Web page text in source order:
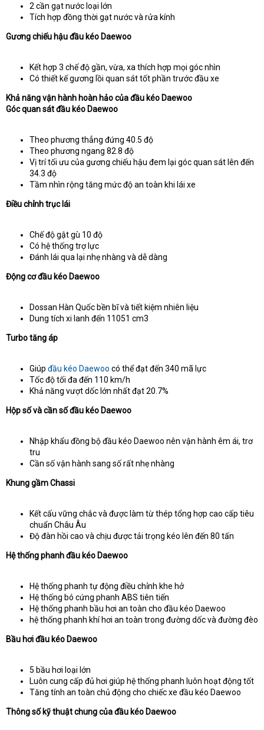
2 cần gạt nước loại lớn
Tích hợp đồng thời gạt nước và rửa kính
Gương chiếu hậu đầu kéo Daewoo
Kết hợp 3 chế độ gần, vừa, xa thích hợp mọi góc nhìn
Có thiết kế gương lồi quan sát tốt phần trước đầu xe
Khả năng vận hành hoàn hảo của đầu kéo Daewoo
Góc quan sát đầu kéo Daewoo
Theo phương thẳng đứng 40.5 độ
Theo phương ngang 82.8 độ
Vị trí tối ưu của gương chiếu hậu đem lại góc quan sát lên đến
34.3 độ
Tầm nhìn rộng tăng mức độ an toàn khi lái xe
Điều chỉnh trục lái
Chế độ gật gù 10 độ
Có hệ thống trợ lực
Đánh lái qua lại nhẹ nhàng và dễ dàng
Động cơ đầu kéo Daewoo
Dossan Hàn Quốc bền bĩ và tiết kiệm nhiên liệu
Dung tích xi lanh đến 11051 cm3
Turbo tăng áp
Giúp đầu kéo Daewoo có thể đạt đến 340 mã lực
Tốc độ tối đa đến 110 km/h
Khả năng vượt dốc lớn nhất đạt 20.7%
Hộp số và cần số đầu kéo Daewoo
Nhập khẩu đồng bộ đầu kéo Daewoo nên vận hành êm ái, trơ
tru
Cần số vận hành sang số rất nhẹ nhàng
Khung gầm Chassi
Kết cấu vững chắc và được làm từ thép tổng hợp cao cấp tiêu
chuẩn Châu Âu
Độ đàn hồi cao và chịu được tải trọng kéo lên đến 80 tấn
Hệ thống phanh đầu kéo Daewoo
Hệ thống phanh tự động điều chỉnh khe hở
Hệ thống bó cứng phanh ABS tiên tiến
Hệ thống phanh bầu hơi an toàn cho đầu kéo Daewoo
hệ thống phanh khí hơi an toàn trong đường dốc và đường đèo
Bầu hơi đầu kéo Daewoo
5 bầu hơi loại lớn
Luôn cung cấp đủ hơi giúp hệ thống phanh luôn hoạt động tốt
Tăng tính an toàn chủ động cho chiếc xe đầu kéo Daewoo
Thông số kỹ thuật chung của đầu kéo Daewoo